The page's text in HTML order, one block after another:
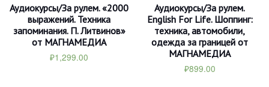
Аудиокурсы/За рулем. «2000
выражений. Техника
запоминания. П. Литвинов»
от МАГНАМЕДИА
₽1,299.00
Аудиокурсы/За рулем.
English For Life. Шоппинг:
техника, автомобили,
одежда за границей от
МАГНАМЕДИА
₽899.00